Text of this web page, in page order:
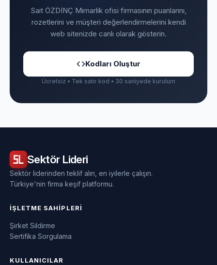
Sait ÖZDİNÇ Mimarlik ofisi firmasının puanlarını,
rozetlerini ve müşteri değerlendirmelerini kendi
web sitenizde canlı olarak gösterin.
Kodları Oluştur
Ücretsiz • Tek satır kod • 30 saniyede kurulum
Sektör Lideri
Sektör liderinden teklif alın, en iyilerle çalışın.
Türkiye'nin firma keşif platformu.
İŞLETME SAHIPLERI
Şirket Sildirme
Sertifika Sorgulama
KULLANICILAR